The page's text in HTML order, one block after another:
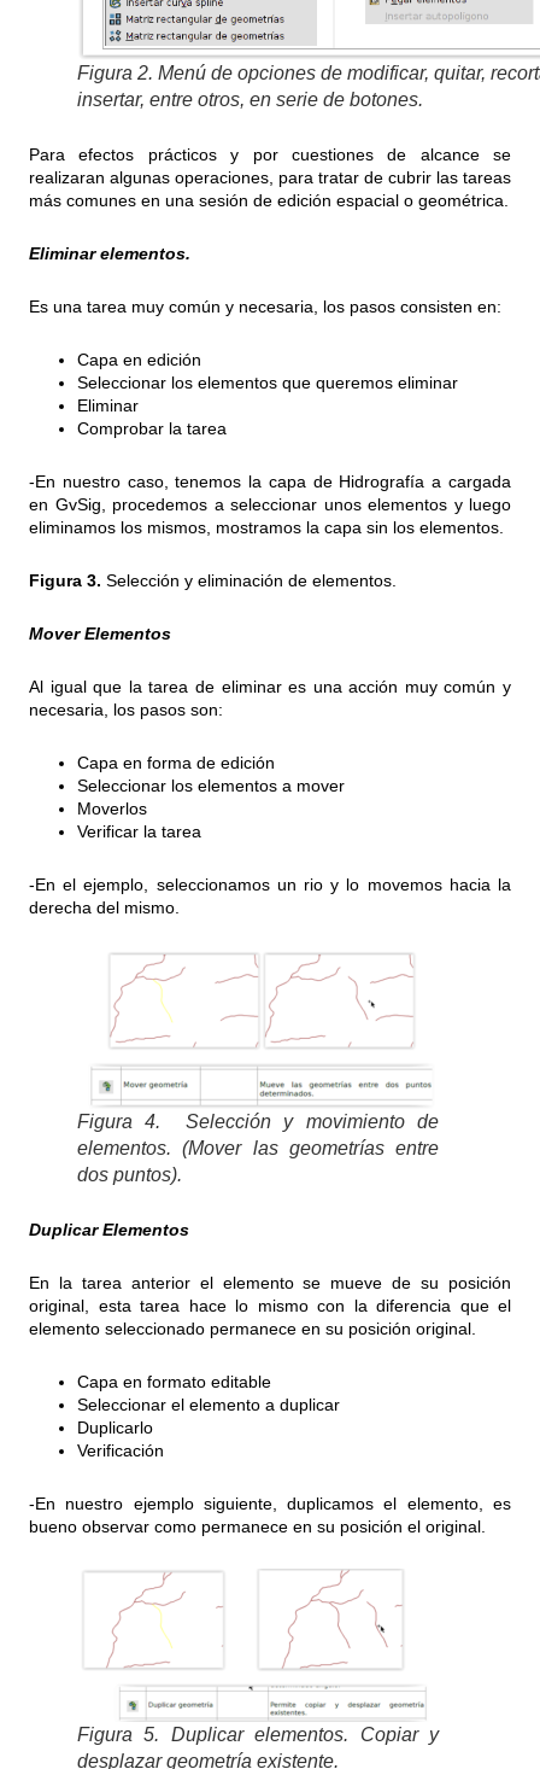
Figura 2. Menú de opciones de modificar, quitar,
insertar, entre otros, en serie de botones.
Para efectos prácticos y por cuestiones de alcance se
realizaran algunas operaciones, para tratar de cubrir las tareas
más comunes en una sesión de edición espacial o geométrica.
Eliminar elementos.
Es una tarea muy común y necesaria, los pasos consisten en:
Capa en edición
Seleccionar los elementos que queremos eliminar
Eliminar
Comprobar la tarea
-En nuestro caso, tenemos la capa de Hidrografía a cargada
en GvSig, procedemos a seleccionar unos elementos y luego
eliminamos los mismos, mostramos la capa sin los elementos.
Figura 3. Selección y eliminación de elementos.
Mover Elementos
Al igual que la tarea de eliminar es una acción muy común y
necesaria, los pasos son:
Capa en forma de edición
Seleccionar los elementos a mover
Moverlos
Verificar la tarea
-En el ejemplo, seleccionamos un rio y lo movemos hacia la
derecha del mismo.
Figura 4. Selección y movimiento de
elementos. (Mover las geometrías entre
dos puntos).
Duplicar Elementos
En la tarea anterior el elemento se mueve de su posición
original, esta tarea hace lo mismo con la diferencia que el
elemento seleccionado permanece en su posición original.
Capa en formato editable
Seleccionar el elemento a duplicar
Duplicarlo
Verificación
-En nuestro ejemplo siguiente, duplicamos el elemento, es
bueno observar como permanece en su posición el original.
Figura 5. Duplicar elementos. Copiar y
desplazar geometría existente.